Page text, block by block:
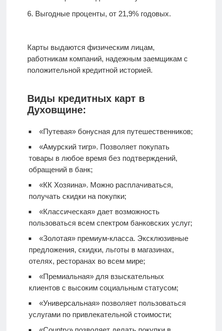
Выгодные проценты, от 21,9% годовых.
Карты выдаются физическим лицам,
работникам компаний, надежным заемщикам с
положительной кредитной историей.
Виды кредитных карт в
Духовщине:
«Путевая» бонусная для путешественников;
«Амурский тигр». Позволяет покупать
товары в любое время без подтверждений,
обращений в банк;
«КК Хозяина». Можно расплачиваться,
получать скидки на покупки;
«Классическая» дает возможность
пользоваться всем спектром банковских услуг;
«Золотая» премиум-класса. Эксклюзивные
предложения, скидки, льготы в магазинах,
отелях, ресторанах во всем мире;
«Премиальная» для взыскательных
клиентов с высоким социальным статусом;
«Универсальная» позволяет пользоваться
услугами по привлекательной стоимости;